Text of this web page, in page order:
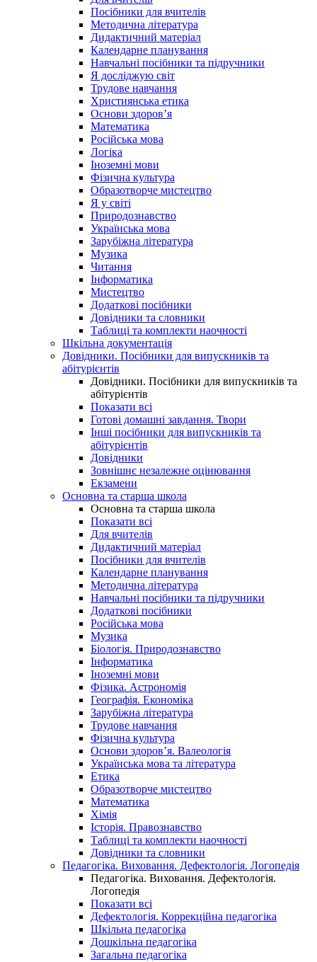
Посібники для вчителів
Методична література
Дидактичний матеріал
Календарне планування
Навчальні посібники та підручники
Я досліджую світ
Трудове навчання
Християнська етика
Основи здоров’я
Математика
Російська мова
Логіка
Іноземні мови
Фізична культура
Образотворче мистецтво
Я у світі
Природознавство
Українська мова
Зарубіжна література
Музика
Читання
Інформатика
Мистецтво
Додаткові посібники
Довідники та словники
Таблиці та комплекти наочності
Шкільна документація
Довідники. Посібники для випускників та
абітурієнтів
Довідники. Посібники для випускників та
абітурієнтів
Показати всі
Готові домашні завдання. Твори
Інші посібники для випускників та
абітурієнтів
Довідники
Зовнішнє незалежне оцінювання
Екзамени
Основна та старша школа
Основна та старша школа
Показати всі
Для вчителів
Дидактичний матеріал
Посібники для вчителів
Календарне планування
Методична література
Навчальні посібники та підручники
Додаткові посібники
Російська мова
Музика
Біологія. Природознавство
Інформатика
Іноземні мови
Фізика. Астрономія
Географія. Економіка
Зарубіжна література
Трудове навчання
Фізична культура
Основи здоров’я. Валеологія
Українська мова та література
Етика
Образотворче мистецтво
Математика
Хімія
Історія. Правознавство
Таблиці та комплекти наочності
Довідники та словники
Педагогіка. Виховання. Дефектологія. Логопедія
Педагогіка. Виховання. Дефектологія.
Логопедія
Показати всі
Дефектологія. Коррекційна педагогіка
Шкільна педагогіка
Дошкільна педагогіка
Загальна педагогіка